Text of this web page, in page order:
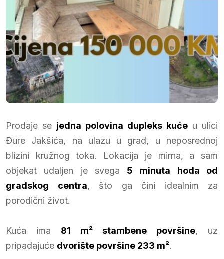
Prodaje se jedna polovina dupleks kuće u ulici
Đure Jakšića, na ulazu u grad, u neposrednoj
blizini kružnog toka. Lokacija je mirna, a sam
objekat udaljen je svega 5 minuta hoda od
gradskog centra, što ga čini idealnim za
porodični život.
Kuća ima 81 m² stambene površine, uz
pripadajuće dvorište površine 233 m².